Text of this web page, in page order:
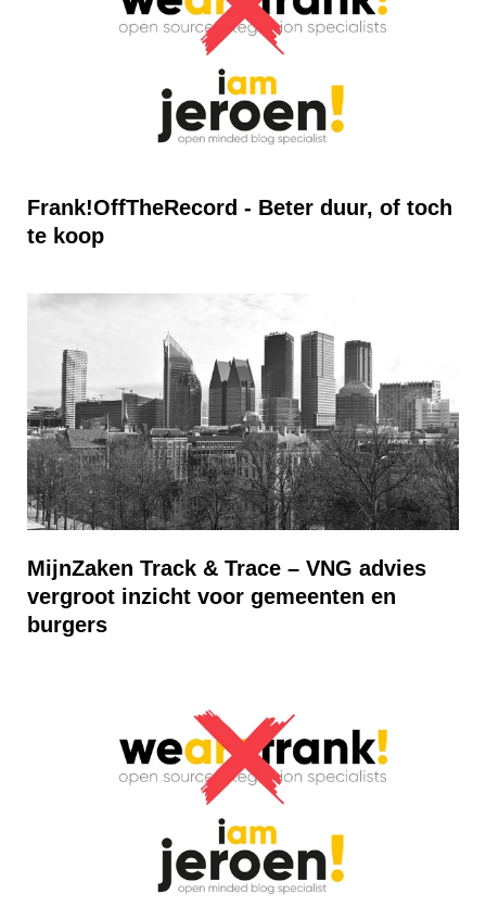
Frank!OffTheRecord - Beter duur, of toch
te koop
MijnZaken Track & Trace – VNG advies
vergroot inzicht voor gemeenten en
burgers